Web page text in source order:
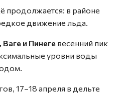
продолжается: в районе
движение льда.
Ваге и Пинеге весенний пик
уровни воды
17–18 апреля в дельте